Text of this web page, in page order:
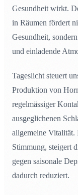
Gesundheit wirkt.
in Räumen fördert
Gesundheit,
und einladende
Tageslicht steuert
Produktion von
regelmässiger
ausgeglichenen
allgemeine Vitalität.
Stimmung, steigert
gegen saisonale
dadurch reduziert.